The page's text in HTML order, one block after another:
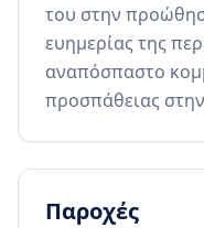
του στην
ευημερίας της
αναπόσπαστο
προσπάθειας
Παροχές